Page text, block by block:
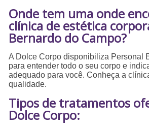
Onde tem uma onde
clínica de estética
Bernardo do Campo?
A Dolce Corpo disponibiliza Personal
para entender todo o seu corpo e
adequado para você. Conheça a
qualidade.
Tipos de tratamentos
Dolce Corpo: